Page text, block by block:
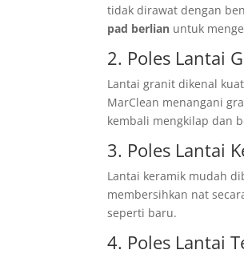
tidak dirawat dengan
pad berlian untuk
2. Poles Lantai
Lantai granit dikenal
MarClean menangani
kembali mengkilap dan
3. Poles Lantai
Lantai keramik mudah
membersihkan nat
seperti baru.
4. Poles Lantai